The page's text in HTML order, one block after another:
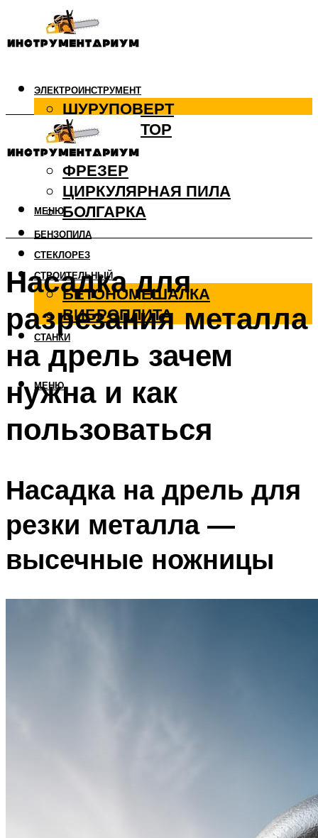
ЭЛЕКТРОИНСТРУМЕНТ
ШУРУПОВЕРТ
ПЕРФОРАТОР
ДРЕЛЬ
ФРЕЗЕР
ЦИРКУЛЯРНАЯ ПИЛА
БОЛГАРКА
БЕНЗОПИЛА
СТЕКЛОРЕЗ
СТРОИТЕЛЬНЫЙ
БЕТОНОМЕШАЛКА
ВИБРОПЛИТА
СТАНКИ
МЕНЮ
МЕНЮ
Насадка для
разрезания металла
на дрель зачем
нужна и как
пользоваться
Насадка на дрель для
резки металла —
высечные ножницы